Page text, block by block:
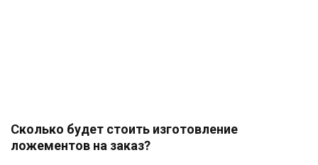
Сколько будет стоить изготовление
ложементов на заказ?